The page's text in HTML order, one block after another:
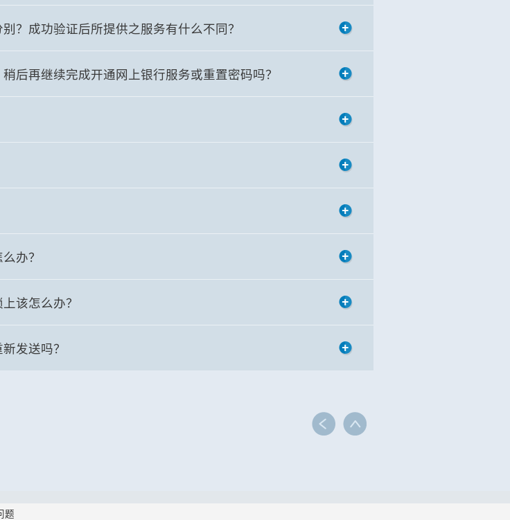
？成功验证后所提供之服务有什么不同？
后再继续完成开通网上银行服务或重置密码吗？
办？
该怎么办？
发送吗？
题